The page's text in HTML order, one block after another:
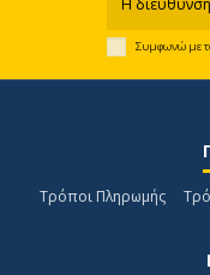
Συμφωνώ με
Τρόποι Πληρωμής